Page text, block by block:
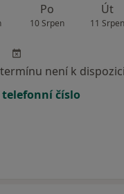
Po
10 Srpen
Út
11 Srpen
není k dispozici
číslo